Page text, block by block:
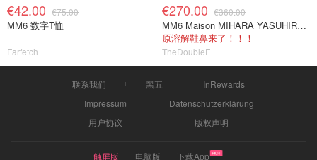
€42.00 €75.00
MM6 数字T恤
Farfetch
€270.00 €360.00
MM6 Maison MIHARA YASUHIRO Blakey Low 黑色帆布休闲鞋
原溶解鞋鼻来了！！！
TheDoubleF
联系我们 黑五
InRewards
Impressum
Datenschutzerklärung
用户协议
版权声明
触屏版 电脑版 下载App